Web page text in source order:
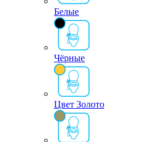
Белые
Чёрные
Цвет Золото